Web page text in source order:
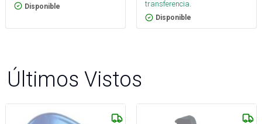
Disponible transferencia.
Disponible
Últimos Vistos